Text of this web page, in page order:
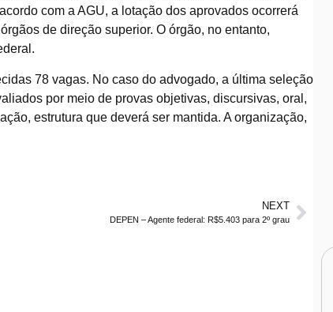
com a AGU, a lotação dos aprovados ocorrerá
de direção superior. O órgão, no entanto,
78 vagas. No caso do advogado, a última seleção
por meio de provas objetivas, discursivas, oral,
estrutura que deverá ser mantida. A organização,
NEXT
DEPEN – Agente federal: R$5.403 para 2º grau